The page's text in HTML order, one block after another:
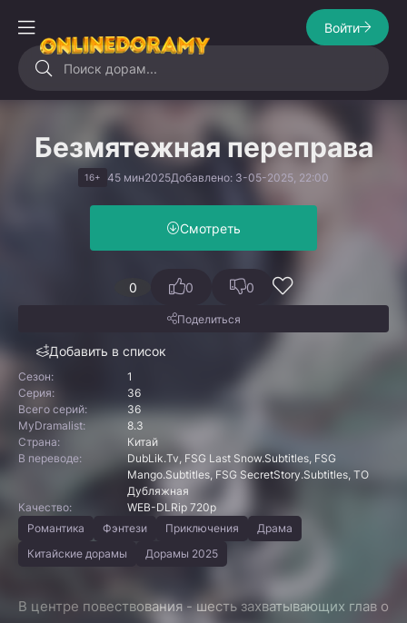
Войти
Безмятежная переправа
16+ 45 мин2025Добавлено: 3-05-2025, 22:00
Смотреть
0
Добавить в список
0 0
Поделиться
Сезон:
1
Серия:
36
Всего серий:
36
MyDramalist:
8.3
Страна:
Китай
В переводе:
DubLik.Tv, FSG Last Snow.Subtitles, FSG
Mango.Subtitles, FSG SecretStory.Subtitles, ТО
Дубляжная
Качество:
WEB-DLRip 720p
Романтика
Фэнтези Приключения
Драма
Китайские дорамы
Дорамы 2025
В центре повествования - шесть захватывающих глав о